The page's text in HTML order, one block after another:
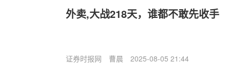
外卖,大战218天，谁都不敢先收手
证券时报网 曹晨 2025-08-05 21:44